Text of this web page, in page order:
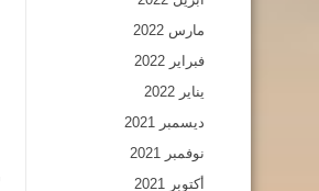
مارس 2022
فبراير 2022
يناير 2022
ديسمبر 2021
نوفمبر 2021
أكتوبر 2021